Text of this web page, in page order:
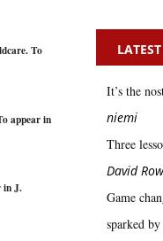
To
appear in
in J.
It’s the
niemi
Three
David
Game
sparked